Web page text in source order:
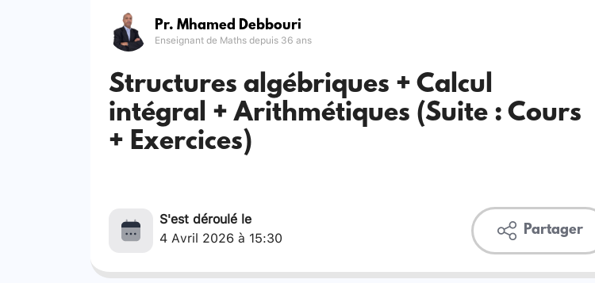
Pr. Mhamed Debbouri
Enseignant de Maths depuis 36 ans
Structures algébriques + Calcul
intégral + Arithmétiques (Suite : Cours
+ Exercices)
S'est déroulé le
4 Avril 2026 à 15:30
Partager